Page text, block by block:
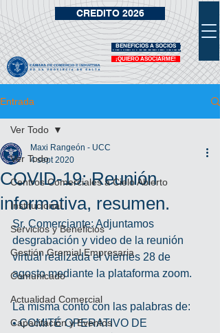
¡QUIERO ASOCIARME!
VIDRIERA DE BENEFICIOS
BENEFICIOS A SOCIOS
CREDITO 2026
Entrada
Ver Todo
Centros Comerciales a Cielo Abierto
Institucional
Servicios y Beneficios
Gestión Gremial Empresaria
Comunicado
Actualidad Comercial
Capacitación y Eventos
Ver Todo
COVID-19: Reunión
informativa, resumen.
Maxi Rangeón - UCC
4 sept 2020
Sr. Comerciante: Adjuntamos
desgrabación y video de la reunión
virtual realizada el viernes 28 de
agosto mediante la plataforma zoom.
La misma contó con las palabras de:
• COMITÉ OPERATIVO DE